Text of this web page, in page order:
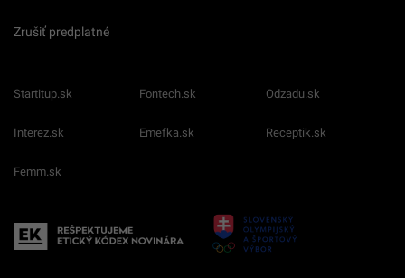
Zrušiť predplatné
Startitup.sk Fontech.sk Odzadu.sk
Interez.sk Emefka.sk Receptik.sk
Femm.sk